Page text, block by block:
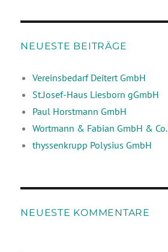
NEUESTE BEITRÄGE
Vereinsbedarf Deitert GmbH
St.Josef-Haus Liesborn gGmbH
Paul Horstmann GmbH
Wortmann & Fabian GmbH & Co.
thyssenkrupp Polysius GmbH
NEUESTE KOMMENTARE